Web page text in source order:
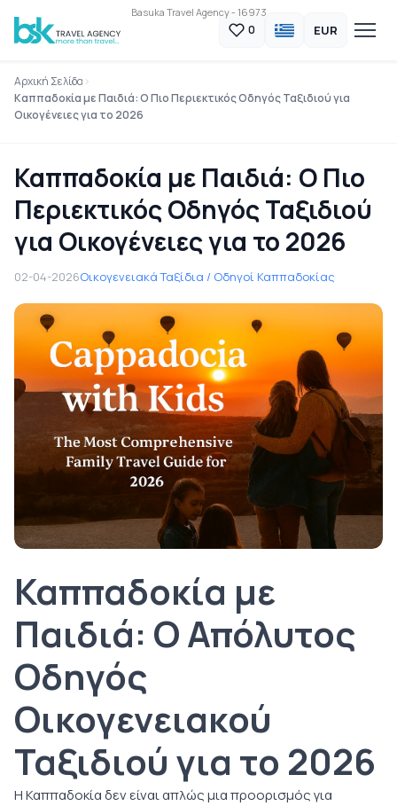
Basuka Travel Agency - 16973
0 EUR
Αρχική Σελίδα
Καππαδοκία με Παιδιά: Ο Πιο Περιεκτικός Οδηγός Ταξιδιού για
Οικογένειες για το 2026
Καππαδοκία με Παιδιά: Ο Πιο
Περιεκτικός Οδηγός Ταξιδιού
για Οικογένειες για το 2026
02-04-2026Οικογενειακά Ταξίδια / Οδηγοί Καππαδοκίας
Καππαδοκία με
Παιδιά: Ο Απόλυτος
Οδηγός
Οικογενειακού
Ταξιδιού για το 2026
Η Καππαδοκία δεν είναι απλώς μια προορισμός για